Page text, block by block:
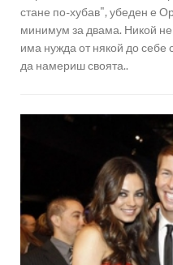
стане по-хубав", убеден е
минимум за двама. Никой не
има нужда от някой до себе
да намериш своята..